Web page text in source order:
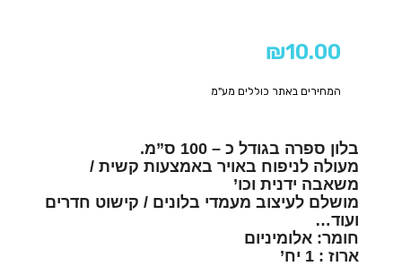
₪10.00
המחירים באתר כוללים מע"מ
בלון ספרה בגודל כ – 100 ס”מ.
מעולה לניפוח באויר באמצעות קשית /
משאבה ידנית וכו’
מושלם לעיצוב מעמדי בלונים / קישוט חדרים
ועוד…
חומר: אלומיניום
ארוז : 1 יח’